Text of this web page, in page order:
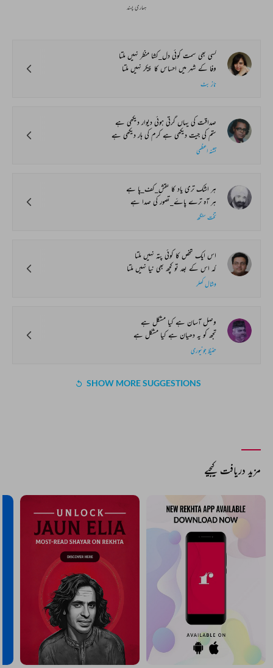
ہماری پسند
کسی بھی سمت کوئی دل_کشا منظر نہیں ملتا
وفا کے شہر میں احساس کا پیکر نہیں ملتا
ناز بٹ
صداقت کی یہاں گرتی ہوئی دیوار دیکھی ہے
ستم کی جیت دیکھی ہے کرم کی ہار دیکھی ہے
تشنہ اعظمی
ہر اشک تری یاد کا نقش_کف_پا ہے
ہر آہ ترے پاۓ_تصور کی صدا ہے
تخت سنگھ
اس ایک شخص کا کوئی پتہ نہیں ملتا
کہ اس کے بعد تو کچھ بھی نیا نہیں ملتا
وشال کھلر
وصل آسان ہے کیا مشکل ہے
تجھ کو یہ دھیان ہے کیا مشکل ہے
حفیظ جونپوری
SHOW MORE SUGGESTIONS
مزید دریافت کیجیے